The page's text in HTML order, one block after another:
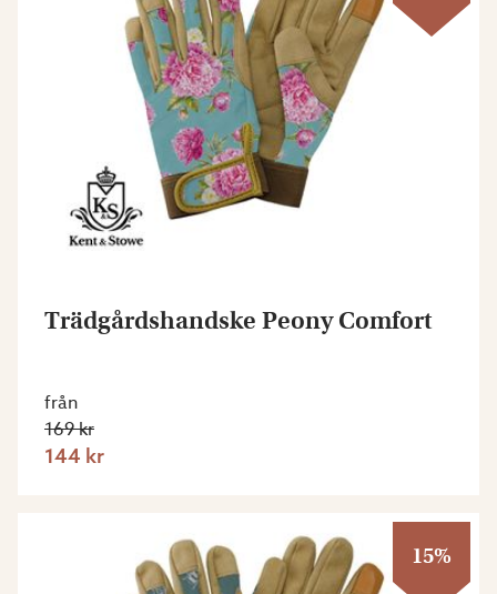
Trädgårdshandske Peony Comfort
från
169 kr
144 kr
15%